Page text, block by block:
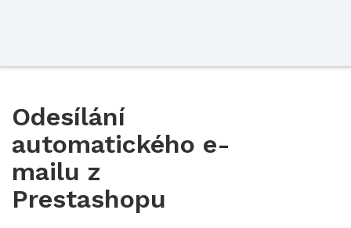
Odesílání
automatického e-
mailu z
Prestashopu